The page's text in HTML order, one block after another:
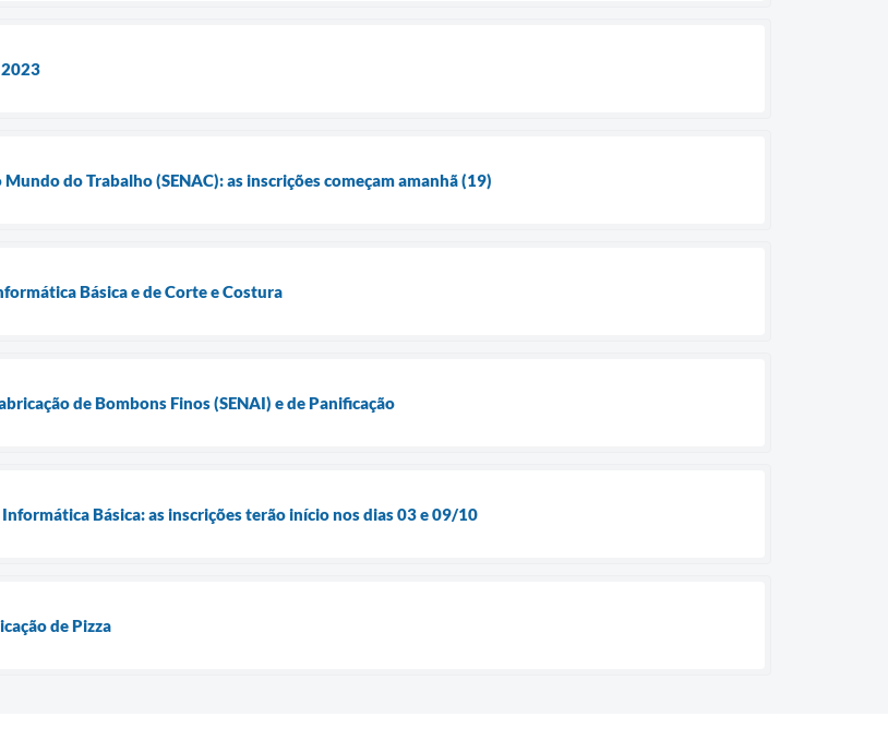
do Trabalho (SENAC): as inscrições começam amanhã (19)
Básica e de Corte e Costura
de Bombons Finos (SENAI) e de Panificação
Básica: as inscrições terão início nos dias 03 e 09/10
de Pizza